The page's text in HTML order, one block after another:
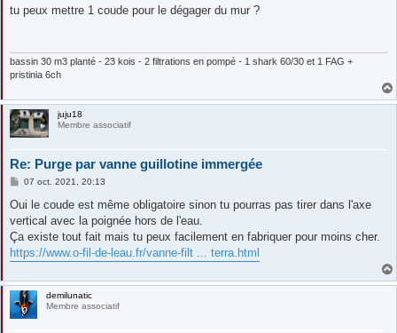
s
s
tu peux mettre 1 coude pour le dégager du mur ?
bassin 30 m3 planté - 23 kois - 2 filtrations en pompé - 1 shark 60/30 et 1 FAG +
pristinia 6ch
juju18
Membre associatif
Re: Purge par vanne guillotine immergée
M
s
a
g
07 oct. 2021, 20:13
Oui le coude est même obligatoire sinon tu pourras pas tirer dans l'axe
vertical avec la poignée hors de l'eau.
Ça existe tout fait mais tu peux facilement en fabriquer pour moins cher.
https://www.o-fil-de-leau.fr/vanne-filt ... terra.html
demilunatic
Membre associatif